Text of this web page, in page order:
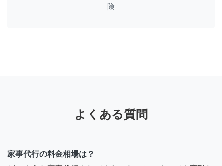
険
よくある質問
家事代行の料金相場は？